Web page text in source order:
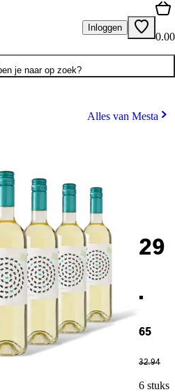
Inloggen
0.00
je naar op zoek?
Alles van Mesta
29
.
65
32.94
6 stuks